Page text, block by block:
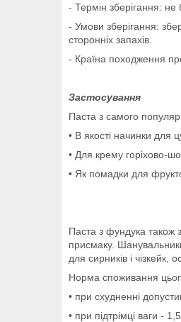
- Термін зберігання: не
- Умови зберігання:
сторонніх запахів.
- Країна походження
Застосування
Паста з самого
• В якості начинки для
• Для крему горіхово-
• Як помадки для
Паста з фундука також
присмаку.
для сирників і чізкейк,
Норма споживання
• при схудненні
• при підтрімці ваги -